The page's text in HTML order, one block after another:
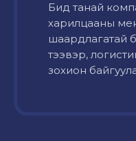
Бид танай
харилцааны
шаардлагатай
тээвэр,
зохион